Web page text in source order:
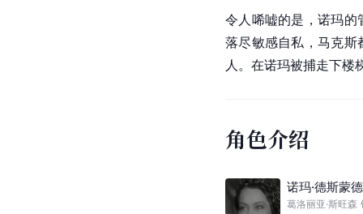
令人唏嘘的是，诺玛的
落尽敏感自私，马克斯
人。在诺玛被捕走下楼
角色介绍
诺玛·德斯蒙
葛洛丽亚·斯旺森